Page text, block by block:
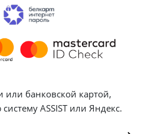
или банковской картой,
ASSIST или Яндекс.